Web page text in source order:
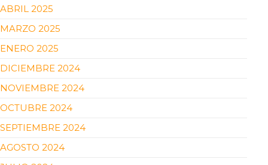
ABRIL 2025
MARZO 2025
ENERO 2025
DICIEMBRE 2024
NOVIEMBRE 2024
OCTUBRE 2024
SEPTIEMBRE 2024
AGOSTO 2024